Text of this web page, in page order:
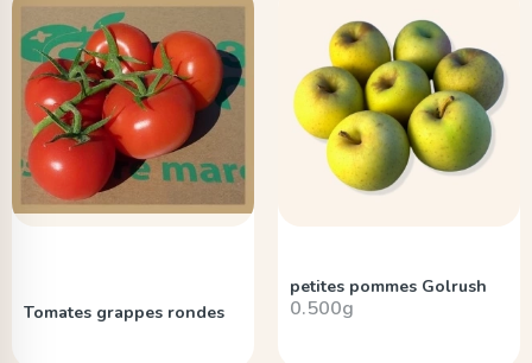
Tomates grappes rondes
petites pommes Golrush
0.500g